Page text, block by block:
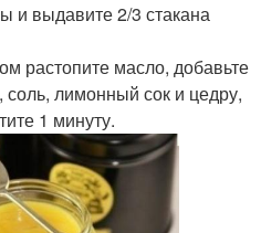
и выдавите 2/3 стакана
растопите масло, добавьте
соль, лимонный сок и цедру,
1 минуту.